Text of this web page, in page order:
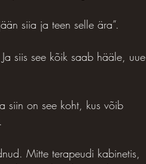
siia ja teen selle ära”.
siis see kõik saab hääle, uue
siin on see koht, kus võib
Mitte terapeudi kabinetis,